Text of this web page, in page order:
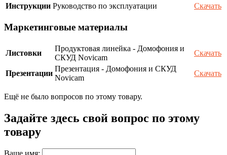
Инструкции Руководство по эксплуатации Скачать
Маркетинговые материалы
Листовки
Продуктовая линейка - Домофония и
СКУД Novicam
Скачать
Презентации
Презентация - Домофония и СКУД
Novicam
Скачать
Ещё не было вопросов по этому товару.
Задайте здесь свой вопрос по этому
товару